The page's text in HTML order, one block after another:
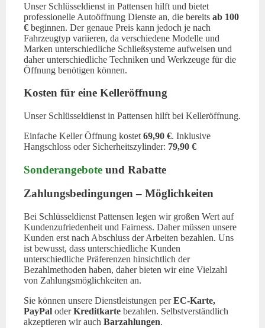
Unser Schlüsseldienst in Pattensen hilft und bietet
professionelle Autoöffnung Dienste an, die bereits ab 100
€ beginnen. Der genaue Preis kann jedoch je nach
Fahrzeugtyp variieren, da verschiedene Modelle und
Marken unterschiedliche Schließsysteme aufweisen und
daher unterschiedliche Techniken und Werkzeuge für die
Öffnung benötigen können.
Kosten für eine Kelleröffnung
Unser Schlüsseldienst in Pattensen hilft bei Kelleröffnung.
Einfache Keller Öffnung kostet 69,90 €. Inklusive
Hangschloss oder Sicherheitszylinder: 79,90 €
Sonderangebote und Rabatte
Zahlungsbedingungen – Möglichkeiten
Bei Schlüsseldienst Pattensen legen wir großen Wert auf
Kundenzufriedenheit und Fairness. Daher müssen unsere
Kunden erst nach Abschluss der Arbeiten bezahlen. Uns
ist bewusst, dass unterschiedliche Kunden
unterschiedliche Präferenzen hinsichtlich der
Bezahlmethoden haben, daher bieten wir eine Vielzahl
von Zahlungsmöglichkeiten an.
Sie können unsere Dienstleistungen perEC-Karte,
PayPal oderKreditkarte bezahlen. Selbstverständlich
akzeptieren wir auch Barzahlungen.